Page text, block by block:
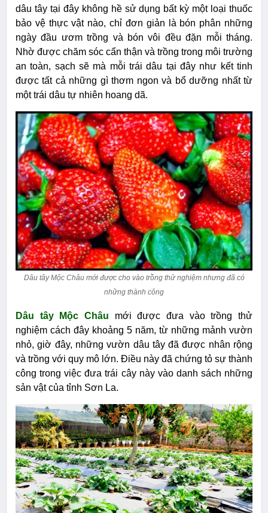
dâu tây tại đây không hề sử dụng bất kỳ một loại thuốc
bảo vệ thực vật nào, chỉ đơn giản là bón phân những
ngày đầu ươm trồng và bón vôi đều đặn mỗi tháng.
Nhờ được chăm sóc cẩn thận và trồng trong môi trường
an toàn, sạch sẽ mà mỗi trái dâu tại đây như kết tinh
được tất cả những gì thơm ngon và bổ dưỡng nhất từ
một trái dâu tự nhiên hoang dã.
Dâu tây Mộc Châu mới được cho vào trồng thử nghiệm nhưng đã có
những thành công
Dâu tây Mộc Châu mới được đưa vào trồng thử
nghiệm cách đây khoảng 5 năm, từ những mảnh vườn
nhỏ, giờ đây, những vườn dâu tây đã được nhân rộng
và trồng với quy mô lớn. Điều này đã chứng tỏ sự thành
công trong việc đưa trái cây này vào danh sách những
sản vật của tỉnh Sơn La.